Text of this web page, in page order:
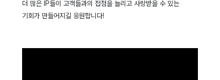
더 많은 IP들이 고객들과의 접점을 늘리고 사랑받을 수 있는
기회가 만들어지길 응원합니다!